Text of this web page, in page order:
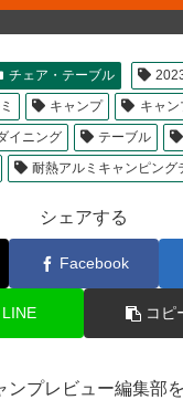
チェア・テーブル
キャンプ
キャ
イニング テーブル
耐熱アルミキャンピング
シェアする
Facebook
LINE コピ
ンプレビュー編集部